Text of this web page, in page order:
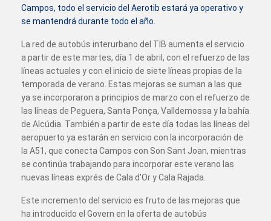
Campos, todo el servicio del Aerotib estará ya operativo y
se mantendrá durante todo el año.
La red de autobús interurbano del TIB aumenta el servicio
a partir de este martes, día 1 de abril, con el refuerzo de las
líneas actuales y con el inicio de siete líneas propias de la
temporada de verano. Estas mejoras se suman a las que
ya se incorporaron a principios de marzo con el refuerzo de
las líneas de Peguera, Santa Ponça, Valldemossa y la bahía
de Alcúdia. También a partir de este día todas las líneas del
aeropuerto ya estarán en servicio con la incorporación de
la A51, que conecta Campos con Son Sant Joan, mientras
se continúa trabajando para incorporar este verano las
nuevas líneas exprés de Cala d'Or y Cala Rajada.
Este incremento del servicio es fruto de las mejoras que
ha introducido el Govern en la oferta de autobús